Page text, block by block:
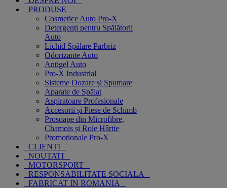
PRODUSE
Cosmetice Auto Pro-X
Detergenți pentru Spălătorii
Auto
Lichid Spălare Parbriz
Odorizante Auto
Antigel Auto
Pro-X Industrial
Sisteme Dozare și Spumare
Aparate de Spălat
Aspiratoare Profesionale
Accesorii și Piese de Schimb
Prosoape din Microfibre,
Chamois și Role Hârtie
Promoționale Pro-X
CLIENTI
NOUTATI
MOTORSPORT
RESPONSABILITATE SOCIALA
FABRICAT IN ROMANIA